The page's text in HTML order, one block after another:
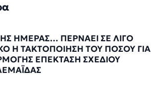
ΗΜΕΡΑΣ… ΠEPNAEI ΣE ΛIΓO
H TAKTOΠOIHΣH TOY ΠOΣOY ΓIA
EΠEKTAΣH ΣXΕΔΙΟΥ